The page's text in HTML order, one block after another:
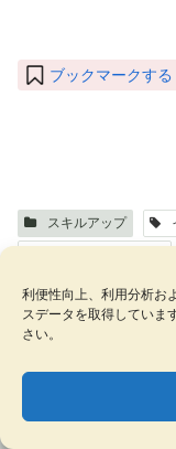
利便性向上、利用分析お
スデータを取得していま
さい。
ブックマークする
スキルアップ